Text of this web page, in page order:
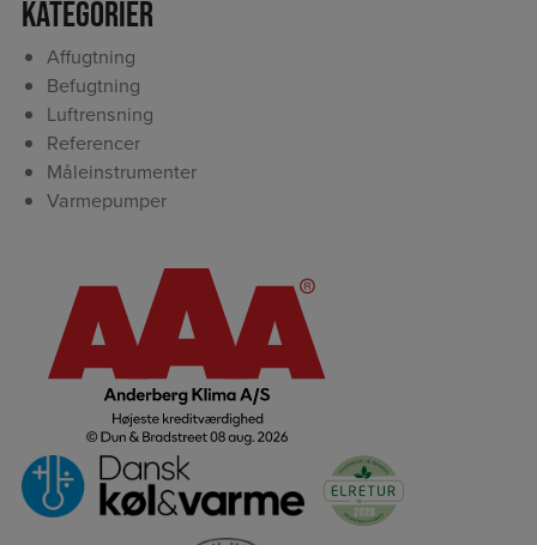
Kategorier
Affugtning
Befugtning
Luftrensning
Referencer
Måleinstrumenter
Varmepumper